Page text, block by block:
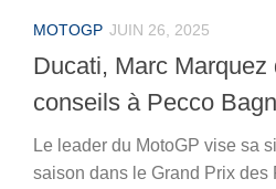
MOTOGP JUIN 26, 2025
Ducati, Marc Marquez
conseils à Pecco
Le leader du MotoGP vise sa
saison dans le Grand Prix des